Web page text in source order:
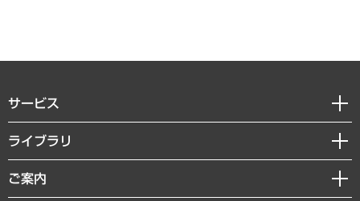
サービス
経営戦略
組織・人事戦略
デジタルイノベーション
ライブラリ
経済調査
レポート
ご案内